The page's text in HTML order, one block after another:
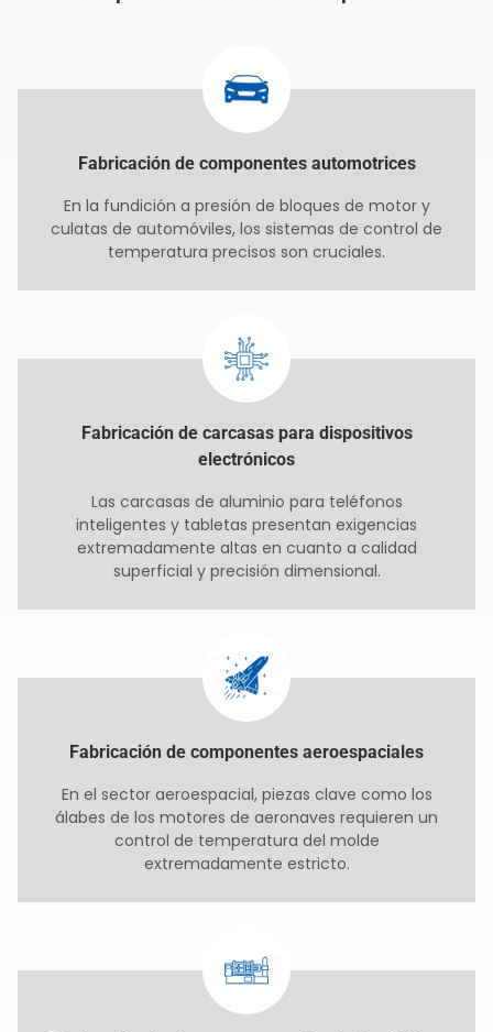
Fabricación de componentes automotrices
En la fundición a presión de bloques de motor y
culatas de automóviles, los sistemas de control de
temperatura precisos son cruciales.
Fabricación de carcasas para dispositivos
electrónicos
Las carcasas de aluminio para teléfonos
inteligentes y tabletas presentan exigencias
extremadamente altas en cuanto a calidad
superficial y precisión dimensional.
Fabricación de componentes aeroespaciales
En el sector aeroespacial, piezas clave como los
álabes de los motores de aeronaves requieren un
control de temperatura del molde
extremadamente estricto.